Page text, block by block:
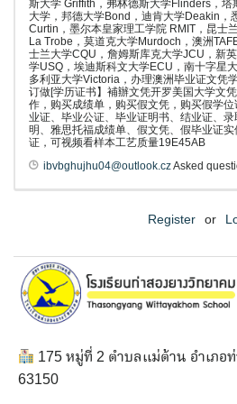
斯大学 Griffith，弗林德斯大学Flinders，塔
大学，邦德大学Bond，迪肯大学Deakin，
Curtin，墨尔本皇家理工学院 RMIT，昆士
La Trobe，莫道克大学Murdoch，澳洲
士兰大学CQU，詹姆斯库克大学JCU，新
学USQ，埃迪斯科文大学ECU，南十字星
多利亚大学Victoria，办理澳洲毕业证文凭
订做[学历证书】補辦文凭开罗美国大学文
作，购买成绩单，购买假文凭，购买假学
业证、毕业公证、毕业证明书、结业证、
明、雅思托福成绩单、假文凭、假毕业证
证，可视频看样本工艺质量19E45AB
ibvbghujhu04@outlook.czAsked
Register or
175 หมู่ที่ 2 ตำบลแม่ต้าน อำเภอ
63150